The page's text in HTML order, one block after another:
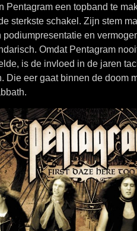
Pentagram een topband te
sterkste schakel. Zijn stem
podiumpresentatie en
Omdat Pentagram
is de invloed in de jaren
Die eer gaat binnen de doom